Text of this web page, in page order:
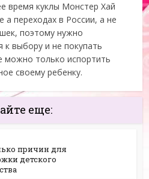
время куклы Монстер Хай
переходах в России, а не
поэтому нужно
к выбору и не покупать
только испортить
своему ребенку.
еще:
причин для
детского